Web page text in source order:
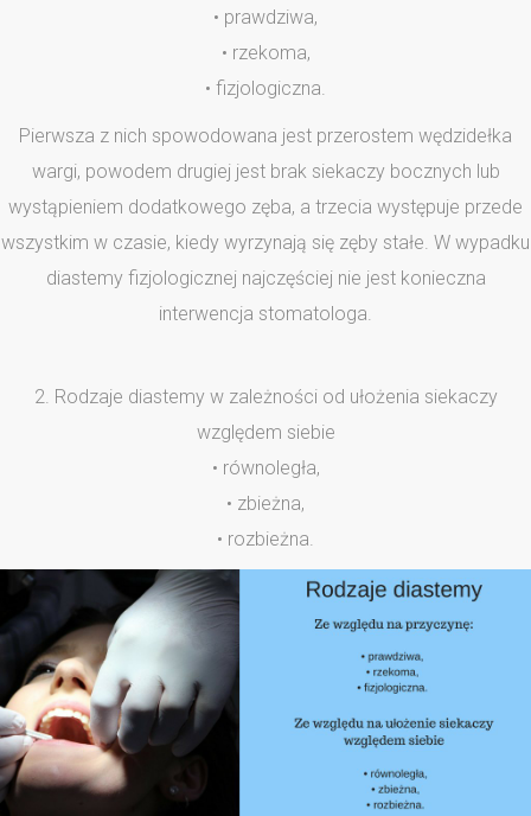
• prawdziwa,
• rzekoma,
• fizjologiczna.
Pierwsza z nich spowodowana jest przerostem wędzidełka
wargi, powodem drugiej jest brak siekaczy bocznych lub
wystąpieniem dodatkowego zęba, a trzecia występuje przede
wszystkim w czasie, kiedy wyrzynają się zęby stałe. W wypadku
diastemy fizjologicznej najczęściej nie jest konieczna
interwencja stomatologa.
2. Rodzaje diastemy w zależności od ułożenia siekaczy
względem siebie
• równoległa,
• zbieżna,
• rozbieżna.